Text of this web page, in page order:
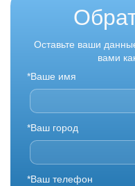
Оставьте ваши
вами
*Ваше имя
*Ваш город
*Ваш телефон